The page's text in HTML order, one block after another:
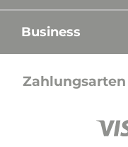
Business
Zahlungsarten